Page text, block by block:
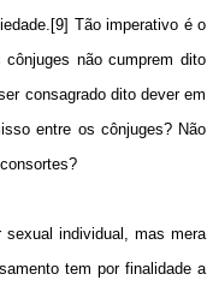
Tão imperativo é o
não cumprem dito
consagrado dito dever em
entre os cônjuges? Não
individual, mas mera
tem por finalidade a